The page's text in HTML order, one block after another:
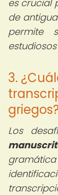
es crucial
de
permite
3.
Los
gramática